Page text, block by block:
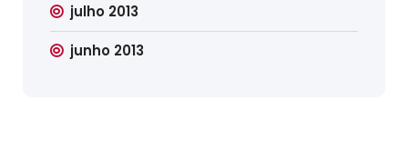
julho 2013
junho 2013